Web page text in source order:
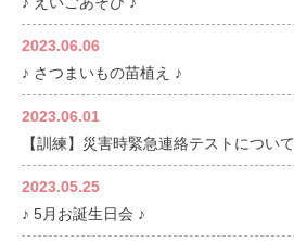
2023.06.06
♪ さつまいもの苗植え ♪
2023.06.01
【訓練】災害時緊急連絡テストについて
2023.05.25
♪ 5月お誕生日会 ♪